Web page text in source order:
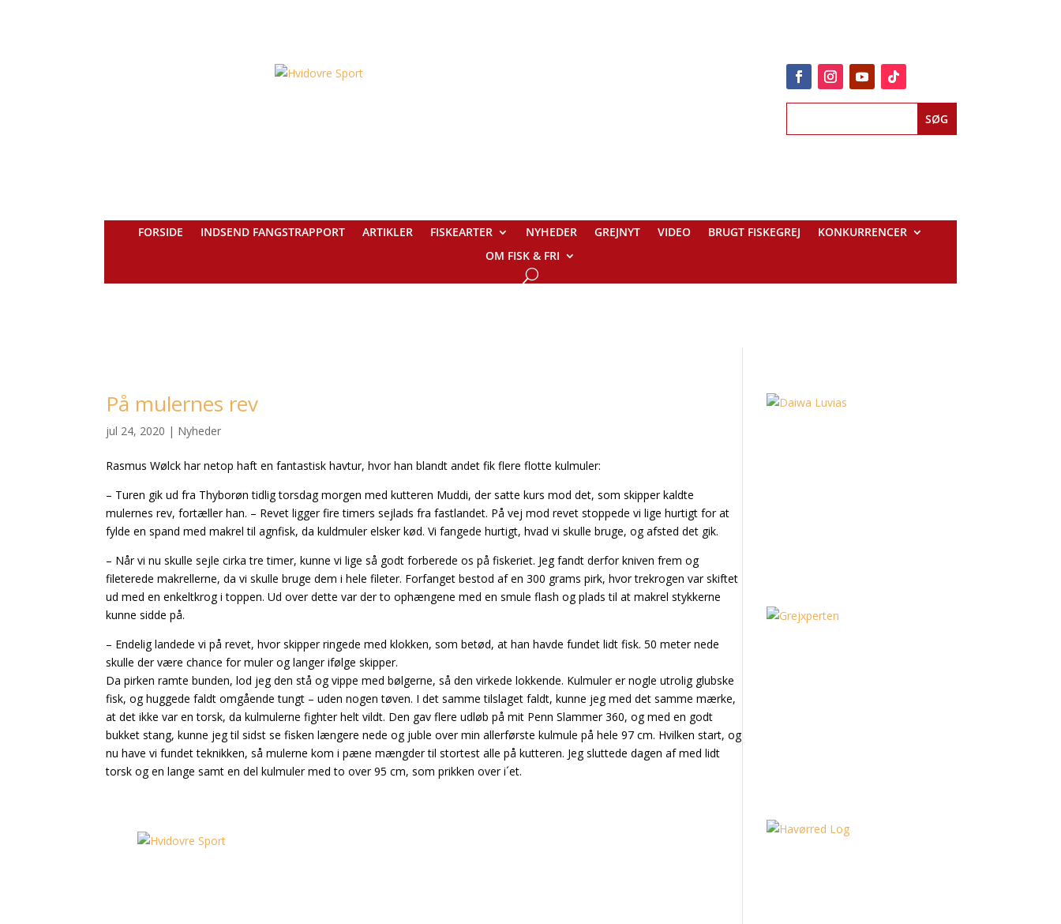
FORSIDE INDSEND FANGSTRAPPORT ARTIKLER FISKEARTER NYHEDER GREJNYT VIDEO BRUGT FISKEGREJ
KONKURRENCER
OM FISK & FRI
På mulernes rev
jul 24, 2020 | Nyheder
Rasmus Wølck har netop haft en fantastisk havtur, hvor han blandt andet fik flere flotte kulmuler:
– Turen gik ud fra Thyborøn tidlig torsdag morgen med kutteren Muddi, der satte kurs mod det, som skipper kaldte
mulernes rev, fortæller han. – Revet ligger fire timers sejlads fra fastlandet. På vej mod revet stoppede vi lige hurtigt for at
fylde en spand med makrel til agnfisk, da kuldmuler elsker kød. Vi fangede hurtigt, hvad vi skulle bruge, og afsted det gik.
– Når vi nu skulle sejle cirka tre timer, kunne vi lige så godt forberede os på fiskeriet. Jeg fandt derfor kniven frem og
fileterede makrellerne, da vi skulle bruge dem i hele fileter. Forfanget bestod af en 300 grams pirk, hvor trekrogen var skiftet
ud med en enkeltkrog i toppen. Ud over dette var der to ophængene med en smule flash og plads til at makrel stykkerne
kunne sidde på.
– Endelig landede vi på revet, hvor skipper ringede med klokken, som betød, at han havde fundet lidt fisk. 50 meter nede
skulle der være chance for muler og langer ifølge skipper.
Da pirken ramte bunden, lod jeg den stå og vippe med bølgerne, så den virkede lokkende. Kulmuler er nogle utrolig glubske
fisk, og huggede faldt omgående tungt – uden nogen tøven. I det samme tilslaget faldt, kunne jeg med det samme mærke,
at det ikke var en torsk, da kulmulerne fighter helt vildt. Den gav flere udløb på mit Penn Slammer 360, og med en godt
bukket stang, kunne jeg til sidst se fisken længere nede og juble over min allerførste kulmule på hele 97 cm. Hvilken start, og
nu have vi fundet teknikken, så mulerne kom i pæne mængder til stortest alle på kutteren. Jeg sluttede dagen af med lidt
torsk og en lange samt en del kulmuler med to over 95 cm, som prikken over i´et.